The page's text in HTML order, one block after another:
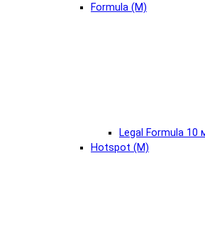
Formula (М)
Legal Formula 10
Hotspot (М)